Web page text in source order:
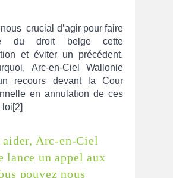
nous crucial d’agir pour faire
du droit belge cette
et éviter un précédent.
Arc-en-Ciel Wallonie
recours devant la Cour
en annulation de ces
aider, Arc-en-Ciel
lance un appel aux
pouvez nous